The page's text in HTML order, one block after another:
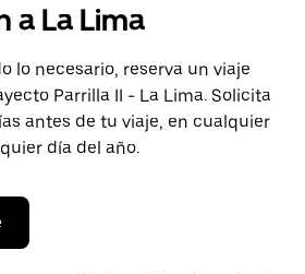
a La Lima
lo necesario, reserva un viaje
Parrilla II - La Lima. Solicita
antes de tu viaje, en cualquier
día del año.